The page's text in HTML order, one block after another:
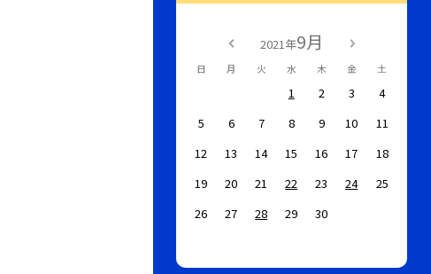
2021年9月
日 月 火 水 木 金 土
1 2 3
4
5
6 7 8 9 10
11
12
13 14 15 16 17
18
19
20 21 22 23 24
25
26
27 28 29 30